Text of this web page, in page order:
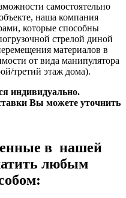
самостоятельно
наша компания
которые способны
стрелой диной
материалов в
от вида манипулятора
третий этаж дома).
индивидуально.
Вы можете уточнить
в нашей
любым